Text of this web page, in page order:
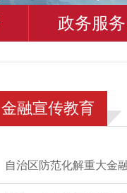
政务服务
金融宣传教育
自治区防范化解重大金